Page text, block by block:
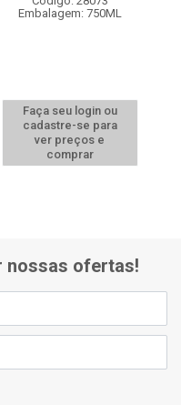
Embalagem: 750ML
Faça seu login ou
cadastre-se para
ver preços e
comprar
nossas ofertas!